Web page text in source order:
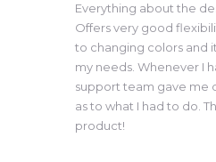
İletişim
Everything about the
Offers very good
to changing colors and
my needs. Whenever I
support team gave me
as to what I had to do.
product!